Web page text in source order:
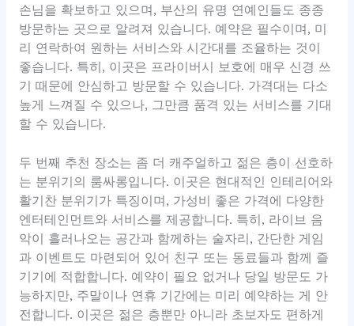
손님을 확보하고 있으며, 부산의 유명 연예인들도 종종
방문하는 곳으로 알려져 있습니다. 예약은 필수이며, 미
리 연락하여 원하는 서비스와 시간대를 조율하는 것이
좋습니다. 특히, 이곳은 프라이버시 보호에 매우 신경 쓰
기 때문에 안심하고 방문할 수 있습니다. 가격대는 다소
높게 느껴질 수 있으나, 그만큼 품격 있는 서비스를 기대
할 수 있습니다.
두 번째 추천 장소는 좀 더 캐주얼하고 젊은 층이 선호하
는 분위기의 룸싸롱입니다. 이곳은 현대적인 인테리어와
활기찬 분위기가 특징이며, 가성비 좋은 가격에 다양한
엔터테인먼트와 서비스를 제공합니다. 특히, 라이브 음
악이 흘러나오는 공간과 함께하는 술자리, 간단한 게임
과 이벤트도 마련되어 있어 친구 또는 동료들과 함께 즐
기기에 적합합니다. 예약이 필요 없거나 당일 방문도 가
능하지만, 주말이나 연휴 기간에는 미리 예약하는 게 안
전합니다. 이곳은 젊은 층뿐만 아니라 초보자도 편하게